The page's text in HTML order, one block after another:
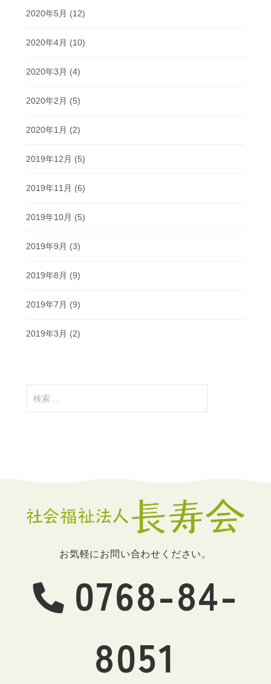
2020年5月 (12)
2020年4月 (10)
2020年3月 (4)
2020年2月 (5)
2020年1月 (2)
2019年12月 (5)
2019年11月 (6)
2019年10月 (5)
2019年9月 (3)
2019年8月 (9)
2019年7月 (9)
2019年3月 (2)
索:
お気軽にお問い合わせください。
0768-84-
8051